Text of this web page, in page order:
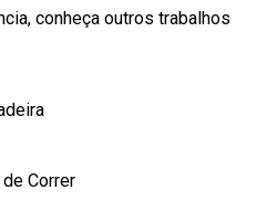
conheça outros trabalhos
de Correr